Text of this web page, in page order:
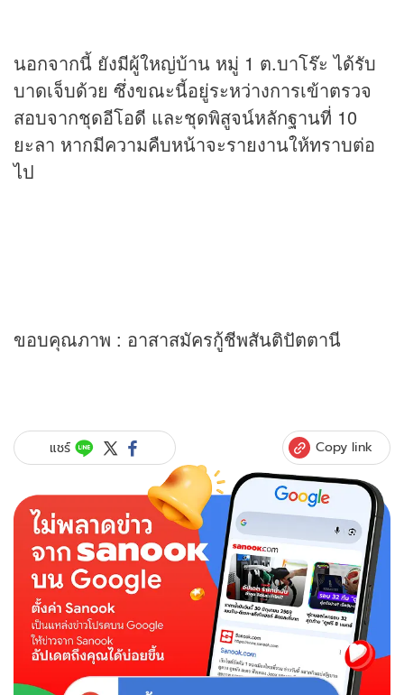
นอกจากนี้ ยังมีผู้ใหญ่บ้าน หมู่ 1 ต.บาโร๊ะ ได้รับ
บาดเจ็บด้วย ซึ่งขณะนี้อยู่ระหว่างการเข้าตรวจ
สอบจากชุดอีโอดี และชุดพิสูจน์หลักฐานที่ 10
ยะลา หากมีความคืบหน้าจะรายงานให้ทราบต่อ
ไป
ขอบคุณภาพ : อาสาสมัครกู้ชีพสันติปัตตานี
แชร์ Copy link